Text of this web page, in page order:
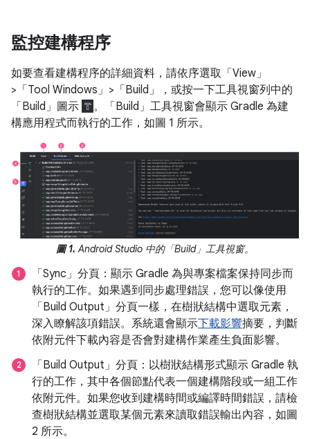
監控建構程序
如要查看建構程序的詳細資料，請依序選取「View」
>「Tool Windows」>「Build」
，或按一下工具視窗列中的
「Build」圖示
。「Build」工具視窗會顯示 Gradle 為建
構應用程式而執行的工作，如圖 1 所示。
圖 1. Android Studio 中的「Build」 工具視窗。
「Sync」分頁：顯示 Gradle 為與專案檔案保持同步而
執行的工作。如果遇到同步處理錯誤，您可以像使用
「Build Output」 分頁一樣，在樹狀結構中選取元素，
深入瞭解該項錯誤。系統還會顯示下載影響摘要，判斷
依附元件下載內容是否會對建構作業產生負面影響。
「Build Output」分頁：以樹狀結構形式顯示 Gradle 執
行的工作，其中各個節點代表一個建構階段或一組工作
依附元件。如果您收到建構時間或編譯時間錯誤，請檢
查樹狀結構並選取某個元素來讀取錯誤輸出內容，如圖
2 所示。